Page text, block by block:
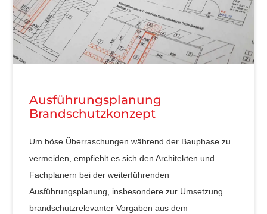
Ausführungsplanung
Brandschutzkonzept
Um böse Überraschungen während der Bauphase zu
vermeiden, empfiehlt es sich den Architekten und
Fachplanern bei der weiterführenden
Ausführungsplanung, insbesondere zur Umsetzung
brandschutzrelevanter Vorgaben aus dem